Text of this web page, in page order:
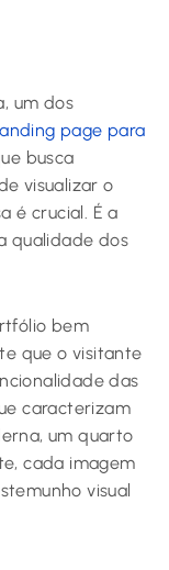
um dos
landing page para
busca
visualizar o
é crucial. É a
qualidade dos
bem
que o visitante
das
caracterizam
um quarto
cada imagem
visual